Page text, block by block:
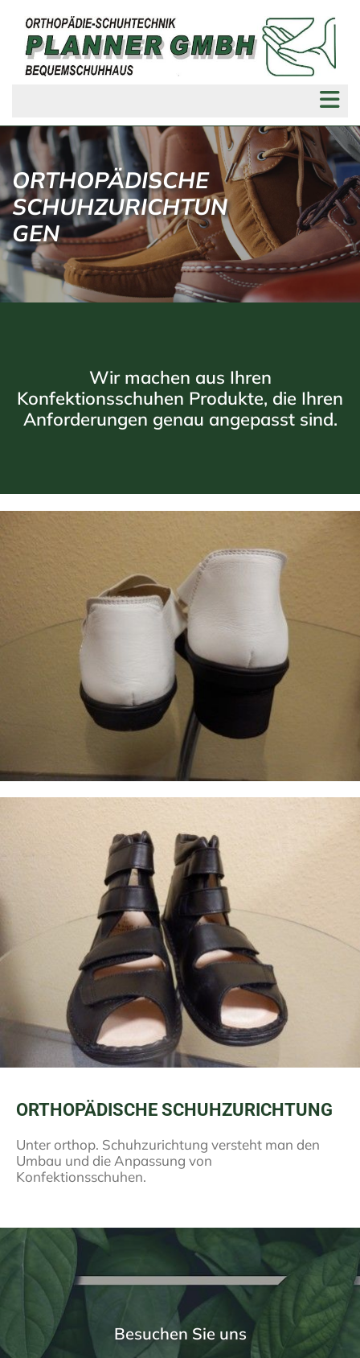
ORTHOPÄDISCHE
SCHUHZURICHTUN
GEN
Wir machen aus Ihren
Konfektionsschuhen Produkte, die Ihren
Anforderungen genau angepasst sind.
ORTHOPÄDISCHE SCHUHZURICHTUNG
Unter orthop. Schuhzurichtung versteht man den
Umbau und die Anpassung von
Konfektionsschuhen.
Besuchen Sie uns